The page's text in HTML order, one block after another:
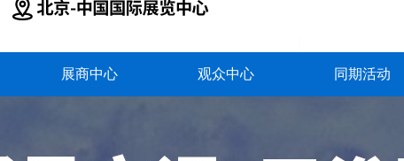
展商中心 观众中心 同期活动